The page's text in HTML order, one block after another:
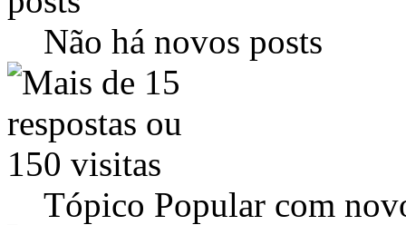
Não há novos posts
Tópico Popular com